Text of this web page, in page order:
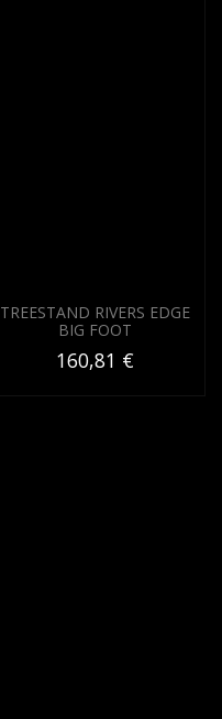
TREESTAND RIVERS EDGE
BIG FOOT
160,81 €